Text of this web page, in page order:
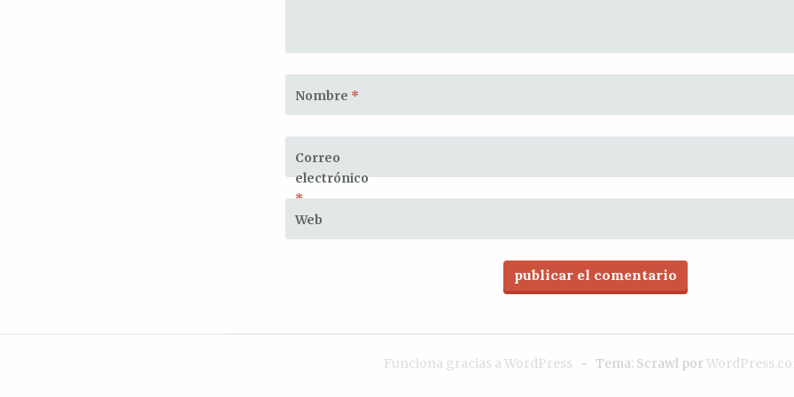
Nombre *
Correo
electrónico
*
Web
Funciona gracias a WordPress ~ Tema: Scrawl por